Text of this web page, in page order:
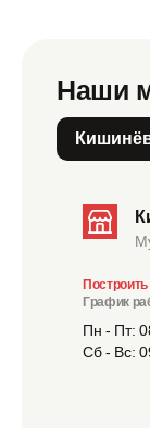
Наши
График
Пн - Пт:
Сб - Вс: